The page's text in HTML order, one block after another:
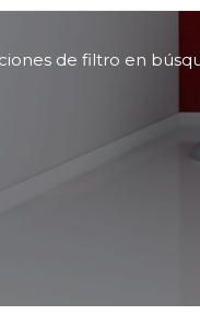
de filtro en